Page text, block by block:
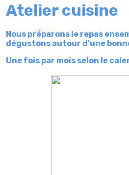
Atelier cuisine
Nous préparons le repas
dégustons autour d'une
Une fois par mois selon le